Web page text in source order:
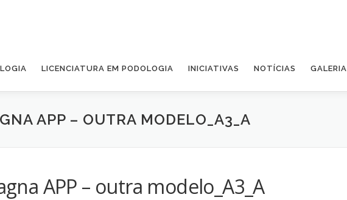
LICENCIATURA EM PODOLOGIA INICIATIVAS NOTÍCIAS GALERIA
APP – OUTRA MODELO_A3_A
APP – outra modelo_A3_A